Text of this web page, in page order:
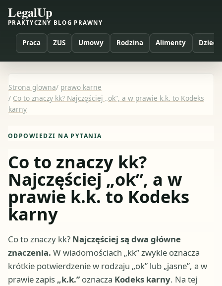
LegalUp
PRAKTYCZNY BLOG PRAWNY
Praca ZUS Umowy Rodzina Alimenty Dzieci
Strona glowna/ prawo karne
/ Co to znaczy kk? Najczęściej „ok”, a w prawie k.k. to Kodeks
karny
ODPOWIEDZI NA PYTANIA
Co to znaczy kk?
Najczęściej „ok”, a w
prawie k.k. to Kodeks
karny
Co to znaczy kk? Najczęściej są dwa główne
znaczenia. W wiadomościach „kk” zwykle oznacza
krótkie potwierdzenie w rodzaju „ok” lub „jasne”, a w
prawie zapis „k.k.”oznacza Kodeks karny. Na tej